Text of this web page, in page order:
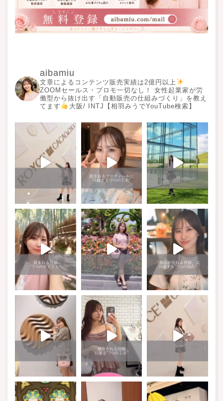
aibamiu
文章によるコンテンツ販売実績は2億円以上
ZOOMセールス・プロモ一切なし！ 女性起業家が労
働型から抜け出す「自動販売の仕組みづくり」を教え
てます
大阪/ INTJ【相羽みうでYouTube検索】